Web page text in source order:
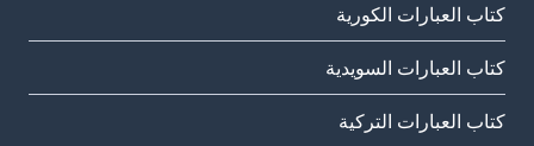
كتاب العبارات الكورية
كتاب العبارات السويدية
كتاب العبارات التركية